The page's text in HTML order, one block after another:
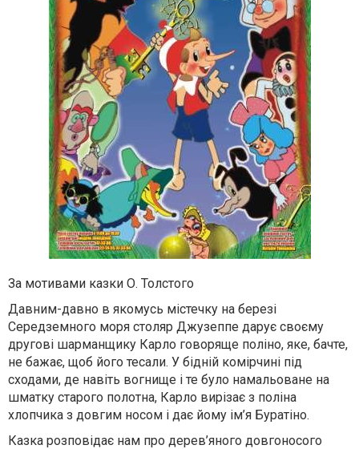
За мотивами казки О. Толстого
Давним-давно в якомусь містечку на березі
Середземного моря столяр Джузеппе дарує своєму
другові шарманщику Карло говоряще поліно, яке, бачте,
не бажає, щоб його тесали. У бідній комірчині під
сходами, де навіть вогнище і те було намальоване на
шматку старого полотна, Карло вирізає з поліна
хлопчика з довгим носом і дає йому ім’я Буратіно.
Казка розповідає нам про дерев’яного довгоносого